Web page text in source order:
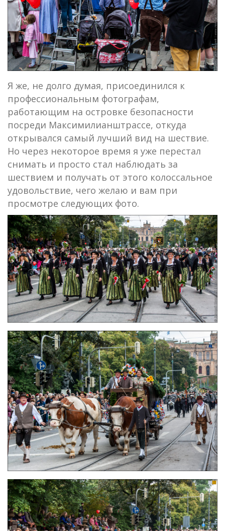
Я же, не долго думая, присоединился к
профессиональным фотографам,
работающим на островке безопасности
посреди Максимилианштрассе, откуда
открывался самый лучший вид на шествие.
Но через некоторое время я уже перестал
снимать и просто стал наблюдать за
шествием и получать от этого колоссальное
удовольствие, чего желаю и вам при
просмотре следующих фото.